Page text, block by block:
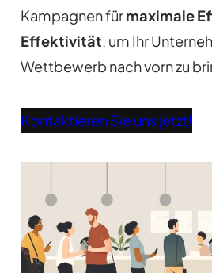
Kampagnen fürmaximale
Effektivität, um Ihr
Wettbewerb nach vorn zu
Kontaktieren Sie uns jetzt!